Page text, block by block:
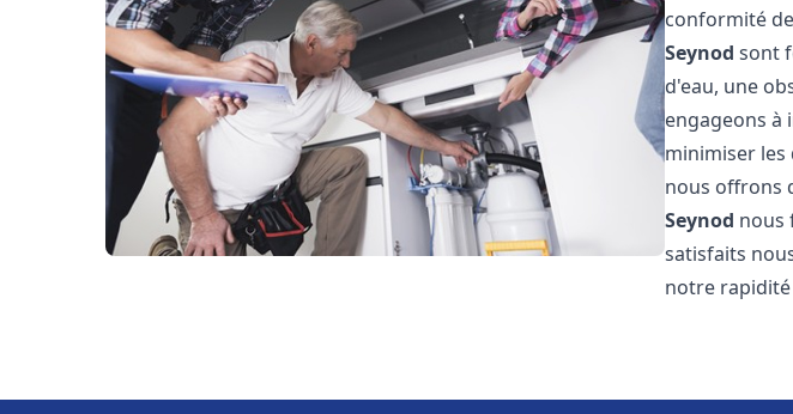
conformité
Seynod sont
d'eau, une
engageons à
minimiser
nous offrons
Seynod nous
satisfaits
notre